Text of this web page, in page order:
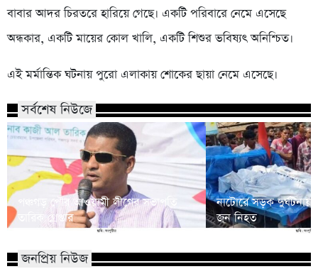
বাবার আদর চিরতরে হারিয়ে গেছে। একটি পরিবারে নেমে এসেছে
অন্ধকার, একটি মায়ের কোল খালি, একটি শিশুর ভবিষ্যৎ অনিশ্চিত।
এই মর্মান্তিক ঘটনায় পুরো এলাকায় শোকের ছায়া নেমে এসেছে।
সর্বশেষ নিউজে
পঞ্চগড় পৌর আওয়ামী লীগের সভাপতি
তারিক গ্রেপ্তার
নাটোরে সড়ক
জন নিহত
জনপ্রিয় নিউজ